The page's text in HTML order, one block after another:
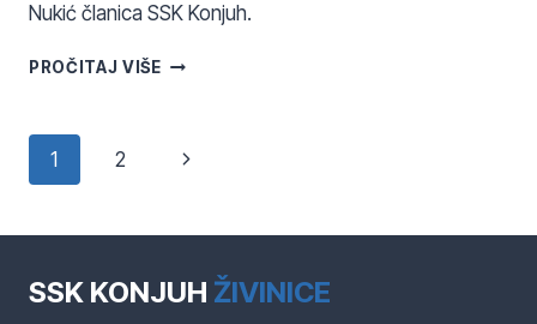
Nukić članica SSK Konjuh.
PROČITAJ VIŠENAJBOLJA
ZA
Page
1 2
Next
SSK KONJUH ŽIVINICE